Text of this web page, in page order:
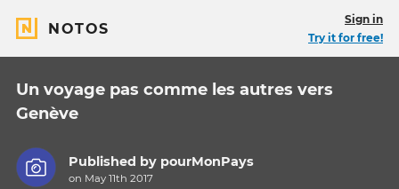
NOTOS
Sign in
Try it for free!
Un voyage pas comme les autres vers
Genève
Published by pourMonPays
on May 11th 2017